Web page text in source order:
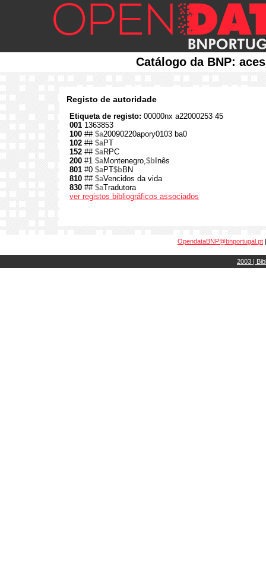
Catálogo da BNP:
Registo de autoridade
Etiqueta de registo: 00000nx a22000253 45
001 1363853
100 ## $a20090220apory0103 ba0
102 ## $aPT
152 ## $aRPC
200 #1 $aMontenegro,$b Inês
801 #0 $aPT$bBN
810 ## $aVencidos da vida
830 ## $aTradutora
ver registos bibliográficos associados
OpendataBNP@bnportugal.pt
2003 |